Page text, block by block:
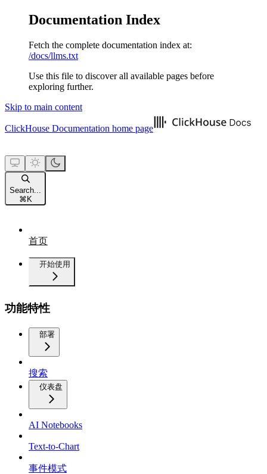
Documentation Index
Fetch the complete documentation index at:
/docs/llms.txt
Use this file to discover all available pages before
exploring further.
Skip to main content
ClickHouse Documentation home page
Search...
⌘ K
首页
开始使用
功能特性
部署
搜索
仪表盘
AI Notebooks
Text-to-Chart
事件模式